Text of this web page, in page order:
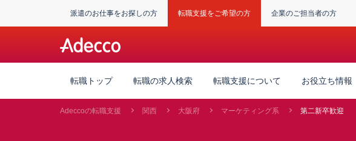
派遣のお仕事をお探しの方 転職支援をご希望の方 企業のご担当者の方
転職トップ 転職の求人検索 転職支援について お役立ち情報
Adeccoの転職支援 関西 大阪府 マーケティング系 第二新卒歓迎